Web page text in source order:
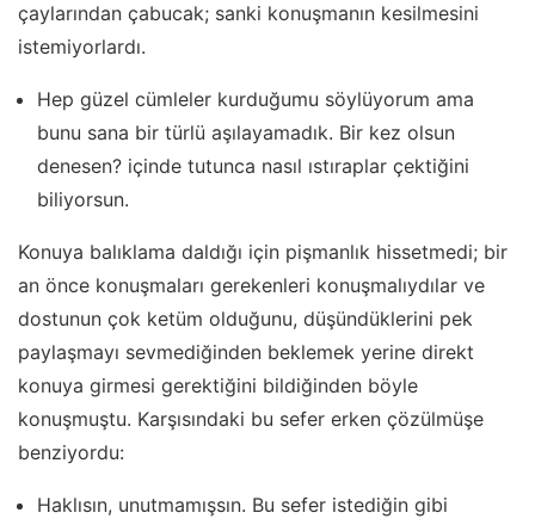
çaylarından çabucak; sanki konuşmanın kesilmesini
istemiyorlardı.
Hep güzel cümleler kurduğumu söylüyorum ama
bunu sana bir türlü aşılayamadık. Bir kez olsun
denesen? içinde tutunca nasıl ıstıraplar çektiğini
biliyorsun.
Konuya balıklama daldığı için pişmanlık hissetmedi; bir
an önce konuşmaları gerekenleri konuşmalıydılar ve
dostunun çok ketüm olduğunu, düşündüklerini pek
paylaşmayı sevmediğinden beklemek yerine direkt
konuya girmesi gerektiğini bildiğinden böyle
konuşmuştu. Karşısındaki bu sefer erken çözülmüşe
benziyordu:
Haklısın, unutmamışsın. Bu sefer istediğin gibi